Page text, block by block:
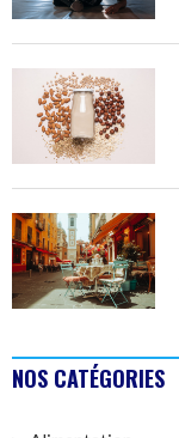
NOS CATÉGORIES